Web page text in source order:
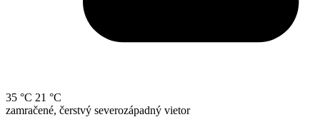
35 °C 21 °C
zamračené, čerstvý severozápadný vietor